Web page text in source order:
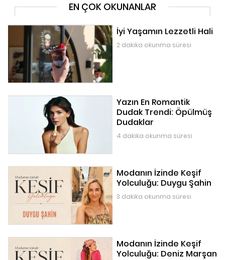
EN ÇOK OKUNANLAR
İyi Yaşamın Lezzetli Hali
2 dakika okunma süresi
Yazın En Romantik
Dudak Trendi: Öpülmüş
Dudaklar
4 dakika okunma süresi
Modanın İzinde Keşif
Yolculuğu: Duygu Şahin
3 dakika okunma süresi
Modanın İzinde Keşif
Yolculuğu: Deniz Marşan